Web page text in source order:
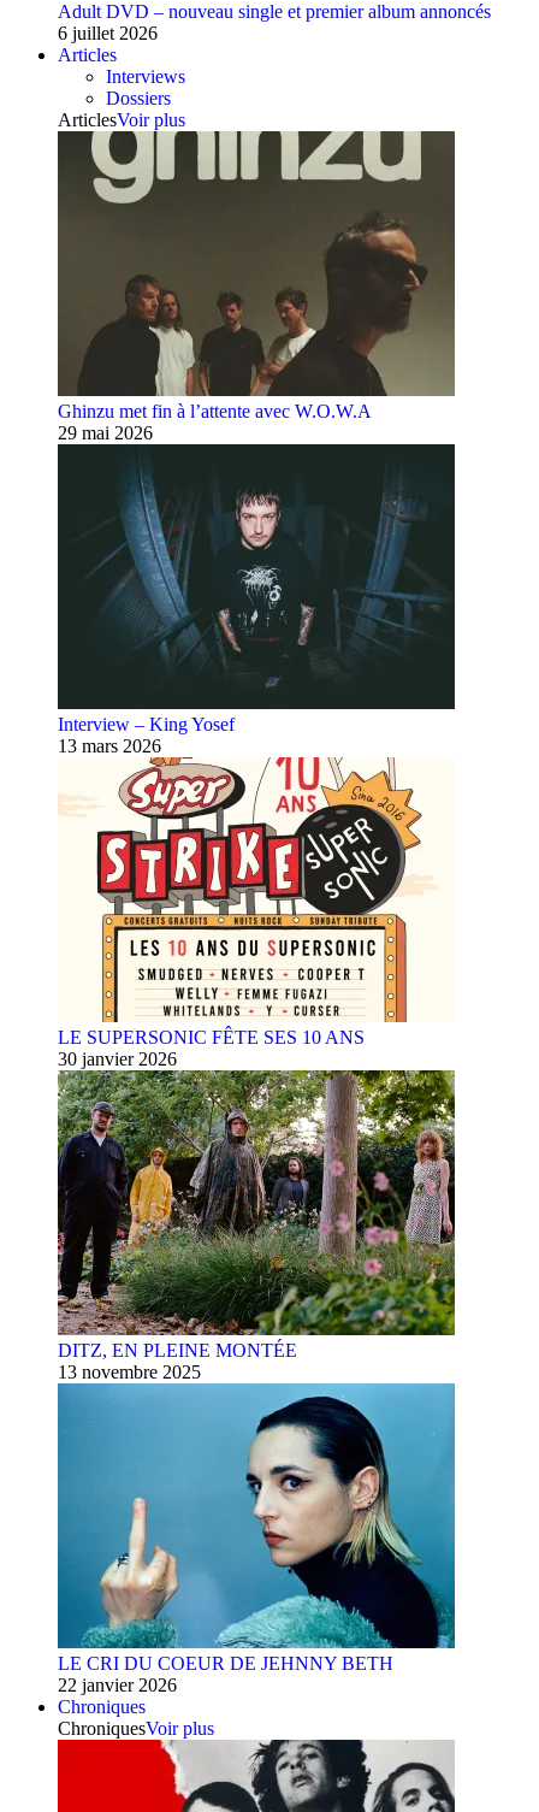
Adult DVD – nouveau single et premier album annoncés
6 juillet 2026
Articles
Interviews
Dossiers
ArticlesVoir plus
Ghinzu met fin à l’attente avec W.O.W.A
29 mai 2026
Interview – King Yosef
13 mars 2026
LE SUPERSONIC FÊTE SES 10 ANS
30 janvier 2026
DITZ, EN PLEINE MONTÉE
13 novembre 2025
LE CRI DU COEUR DE JEHNNY BETH
22 janvier 2026
Chroniques
ChroniquesVoir plus